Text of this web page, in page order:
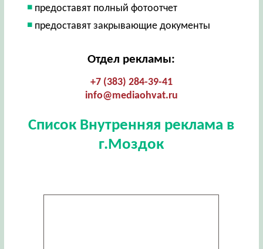
предоставят полный фотоотчет
предоставят закрывающие документы
Отдел рекламы:
+7 (383) 284-39-41
info@mediaohvat.ru
Список Внутренняя реклама в
г.Моздок